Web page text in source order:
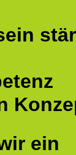
ein